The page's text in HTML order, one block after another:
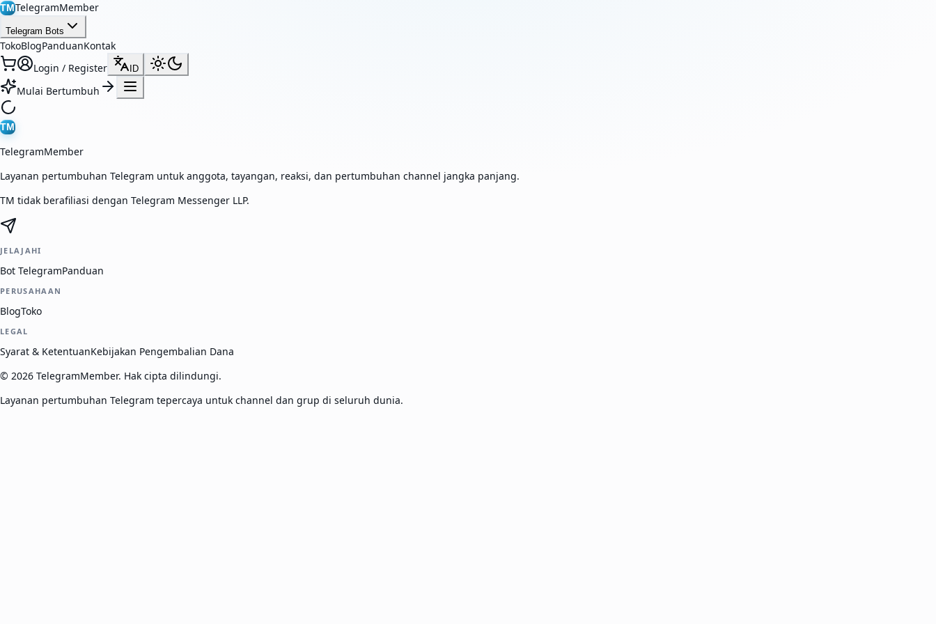
TMTelegramMember
Telegram Bots
TokoBlogPanduanKontak
Login / Register
ID
Mulai Bertumbuh
TM
TelegramMember
Layanan pertumbuhan Telegram untuk anggota, tayangan, reaksi, dan pertumbuhan channel jangka panjang.
TM tidak berafiliasi dengan Telegram Messenger LLP.
JELAJAHI
Bot TelegramPanduan
PERUSAHAAN
BlogToko
LEGAL
Syarat & KetentuanKebijakan Pengembalian Dana
© 2026 TelegramMember. Hak cipta dilindungi.
Layanan pertumbuhan Telegram tepercaya untuk channel dan grup di seluruh dunia.